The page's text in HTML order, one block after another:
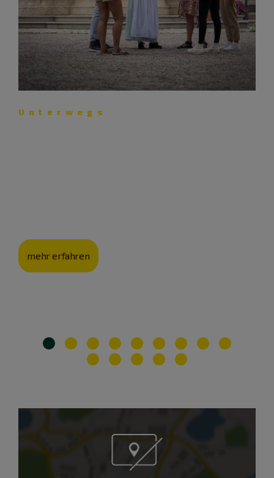
Unterwegs
mehr erfahren